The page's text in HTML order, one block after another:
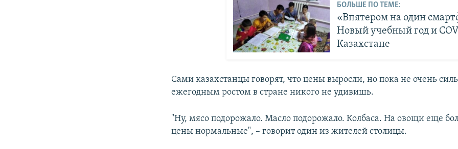
БОЛЬШЕ ПО ТЕМЕ:
«Впятером на один
Новый учебный год и
Казахстане
Сами казахстанцы говорят, что цены выросли, но пока не очень
ежегодным ростом в стране никого не удивишь.
"Ну, мясо подорожало. Масло подорожало. Колбаса. На овощи еще
цены нормальные", – говорит один из жителей столицы.